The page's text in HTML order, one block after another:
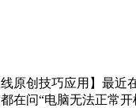
线原创技巧应用】最近
在问“电脑无法正常